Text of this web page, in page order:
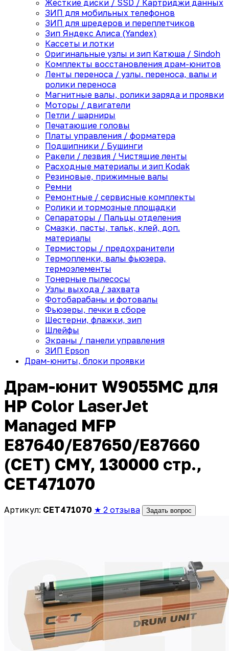
Жесткие диски / SSD / Картриджи данных
ЗИП для мобильных телефонов
ЗИП для шредеров и переплетчиков
Зип Яндекс Алиса (Yandex)
Кассеты и лотки
Оригинальные узлы и зип Катюша / Sindoh
Комплекты восстановления драм-юнитов
Ленты переноса / узлы. переноса, валы и
ролики переноса
Магнитные валы, ролики заряда и проявки
Моторы / двигатели
Петли / шарниры
Печатающие головы
Платы управления / форматера
Подшипники / Бушинги
Ракели / лезвия / Чистящие ленты
Расходные материалы и зип Kodak
Резиновые, прижимные валы
Ремни
Ремонтные / сервисные комплекты
Ролики и тормозные площадки
Сепараторы / Пальцы отделения
Смазки, пасты, тальк, клей, доп.
материалы
Термисторы / предохранители
Термопленки, валы фьюзера,
термоэлементы
Тонерные пылесосы
Узлы выхода / захвата
Фотобарабаны и фотовалы
Фьюзеры, печки в сборе
Шестерни, флажки, зип
Шлейфы
Экраны / панели управления
ЗИП Epson
Драм-юниты, блоки проявки
Драм-юнит W9055MC для
HP Color LaserJet
Managed MFP
E87640/E87650/E87660
(CET) CMY, 130000 стр.,
CET471070
Артикул: CET471070 ★ 2 отзыва Задать вопрос